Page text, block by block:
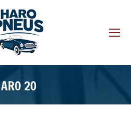
ARO 20